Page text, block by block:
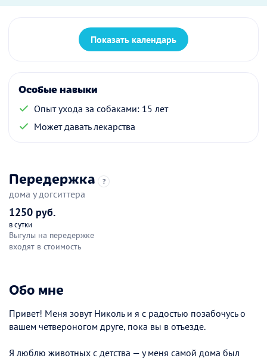
Показать календарь
Особые навыки
Опыт ухода за собаками: 15 лет
Может давать лекарства
Передержка ?
дома у догситтера
1250 руб.
в сутки
Выгулы на передержке
входят в стоимость
Обо мне
Привет! Меня зовут Николь и я с радостью позабочусь о
вашем четвероногом друге, пока вы в отъезде.
Я люблю животных с детства — у меня самой дома был